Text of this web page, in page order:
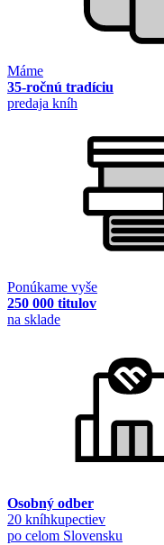
Máme
35-ročnú tradíciu
predaja kníh
Ponúkame vyše
250 000 titulov
na sklade
Osobný odber
20 kníhkupectiev
po celom Slovensku